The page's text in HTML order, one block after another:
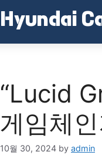
Hyundai
“Lucid
게임체인
10월 30, 2024 by admin